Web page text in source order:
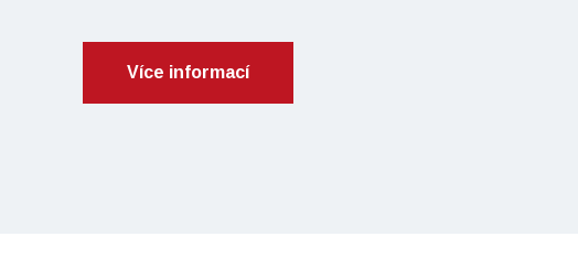
Více informací